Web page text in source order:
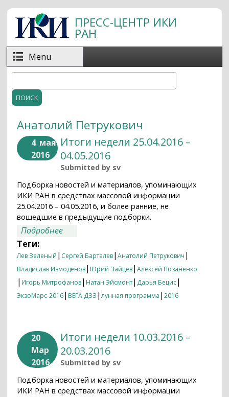
Перейти к основному содержанию
ПРЕСС-ЦЕНТР ИКИ
РАН
Menu
Форма поиска
Анатолий Петрукович
4 мая
2016
Итоги недели 25.04.2016 –
04.05.2016
Submitted by sv
Подборка новостей и материалов, упоминающих
ИКИ РАН в средствах массовой информации
25.04.2016 – 04.05.2016, и более ранние, не
вошедшие в предыдущие подборки.
Подробнее
Теги:
Лев Зеленый | Сергей Барталев|Анатолий Петрукович |
Владислав Измоденов| Юрий Зайцев|Алексей Позаненко
| Игорь Митрофанов| Натан Эйсмонт| Дарья Бецис|
ЭкзоМарс-2016| ВЕГА ДЗЗ |лунная программа |2016
20
Мар
2016
Итоги недели 10.03.2016 –
20.03.2016
Submitted by sv
Подборка новостей и материалов, упоминающих
ИКИ РАН в средствах массовой информации